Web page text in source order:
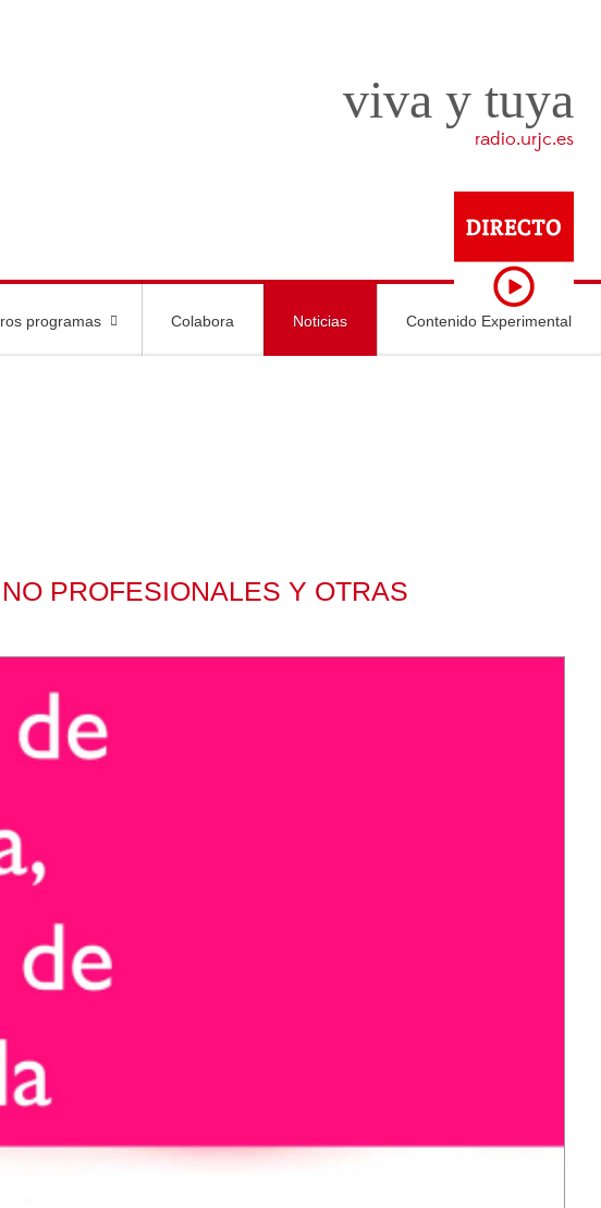
viva y tuya
radio.urjc.es
programas Colabora Noticias Contenido Experimental
PROFESIONALES Y OTRAS